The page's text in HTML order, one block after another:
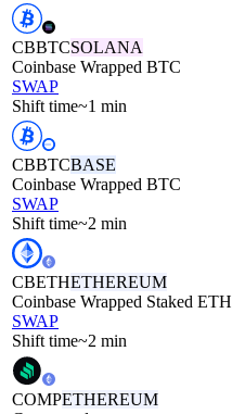
CBBTCSOLANA
Coinbase Wrapped BTC
SWAP
Shift time~1 min
CBBTCBASE
Coinbase Wrapped BTC
SWAP
Shift time~2 min
CBETHETHEREUM
Coinbase Wrapped Staked ETH
SWAP
Shift time~2 min
COMPETHEREUM